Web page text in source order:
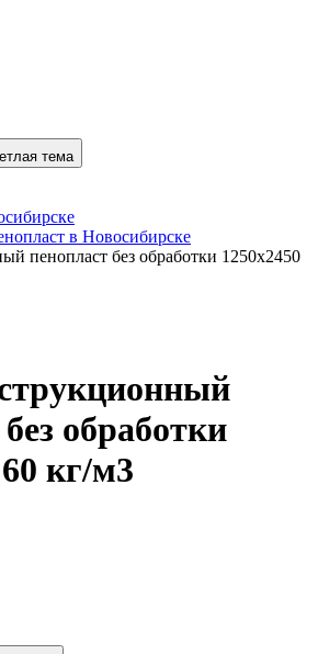
тема
в Новосибирске
пенопласт без обработки 1250х2450
обработки
кг/м3